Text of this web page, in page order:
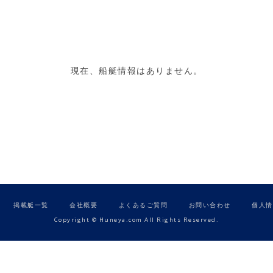
現在、船艇情報はありません。
掲載艇一覧 会社概要 よくあるご質問 お問い合わせ
個人
Copyright © Huneya.com All Rights Reserved.